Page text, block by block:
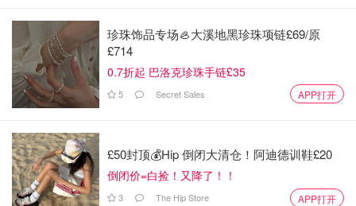
珍珠饰品专场🦪大溪地黑珍珠项链£69/原
£714
0.7折起 巴洛克珍珠手链£35
5 Secret Sales APP打开
£50封顶💰Hip 倒闭大清仓！阿迪德训鞋£20
倒闭价=白捡！又降了！！
3 The Hip Store APP打开